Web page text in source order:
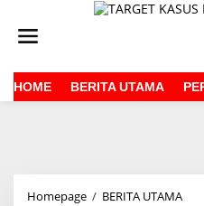
k
HOME BERITA UTAMA
Homepage / BERITA UTAMA